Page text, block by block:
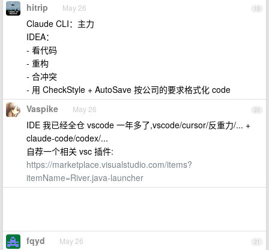
19
hitrip May 26
Claude CLI：主力
IDEA：
- 看代码
- 重构
- 合冲突
- 用 CheckStyle + AutoSave 按公司的要求格式化 code
20
Vaspike May 26
IDE 我已经全仓 vscode 一年多了,vscode/cursor/反重力/... +
claude-code/codex/...
自荐一个相关 vsc 插件:
https://marketplace.visualstudio.com/items?
itemName=River.java-launcher
21
fqyd May 26